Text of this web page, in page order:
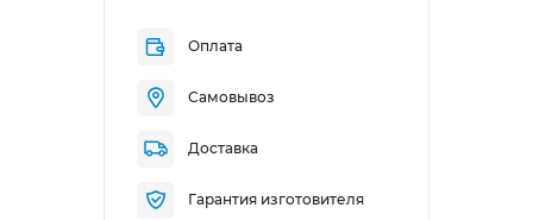
Оплата
Самовывоз
Доставка
Гарантия изготовителя